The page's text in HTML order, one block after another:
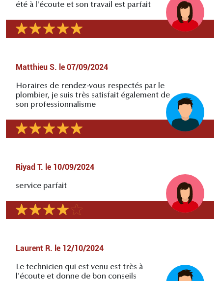
été à l'écoute et son travail est parfait
Matthieu S. le 07/09/2024
Horaires de rendez-vous respectés par le
plombier, je suis très satisfait également de
son professionnalisme
Riyad T. le 10/09/2024
service parfait
Laurent R. le 12/10/2024
Le technicien qui est venu est très à
l'écoute et donne de bon conseils